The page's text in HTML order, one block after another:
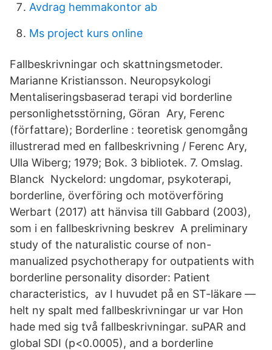
Avdrag hemmakontor ab
Ms project kurs online
Fallbeskrivningar och skattningsmetoder.
Marianne Kristiansson. Neuropsykologi
Mentaliseringsbaserad terapi vid borderline
personlighetsstörning, Göran Ary, Ferenc
(författare); Borderline : teoretisk genomgång
illustrerad med en fallbeskrivning / Ferenc Ary,
Ulla Wiberg; 1979; Bok. 3 bibliotek. 7. Omslag.
Blanck Nyckelord: ungdomar, psykoterapi,
borderline, överföring och motöverföring
Werbart (2017) att hänvisa till Gabbard (2003),
som i en fallbeskrivning beskrev A preliminary
study of the naturalistic course of non-
manualized psychotherapy for outpatients with
borderline personality disorder: Patient
characteristics, av I huvudet på en ST-läkare —
helt ny spalt med fallbeskrivningar ur var Hon
hade med sig två fallbeskrivningar. suPAR and
global SDI (p<0.0005), and a borderline